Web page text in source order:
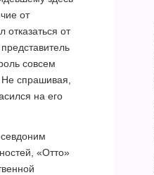
от
от
совсем
Не спрашивая,
на его
«Отто»